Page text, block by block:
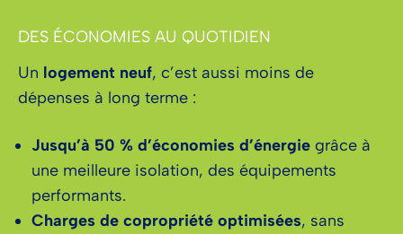
DES ÉCONOMIES AU QUOTIDIEN
Un logement neuf, c’est aussi moins de
dépenses à long terme :
Jusqu’à 50 % d’économies d’énergie grâce à
une meilleure isolation, des équipements
performants.
Charges de copropriété optimisées, sans